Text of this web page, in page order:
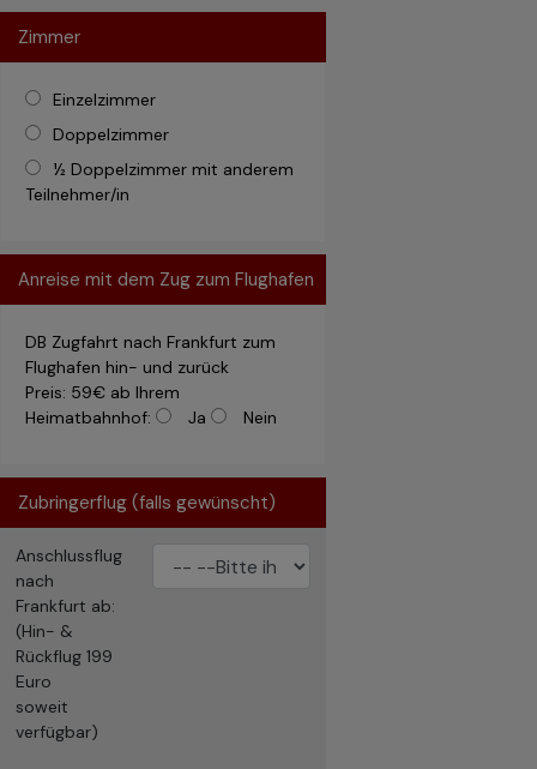
Zimmer
Einzelzimmer
Doppelzimmer
½ Doppelzimmer mit anderem
Teilnehmer/in
Anreise mit dem Zug zum Flughafen
DB Zugfahrt nach Frankfurt zum
Flughafen hin- und zurück
Preis: 59€ ab Ihrem
Heimatbahnhof:
Ja Nein
Zubringerflug (falls gewünscht)
Anschlussflug
nach
Frankfurt ab:
(Hin- &
Rückflug 199
Euro
soweit
verfügbar)